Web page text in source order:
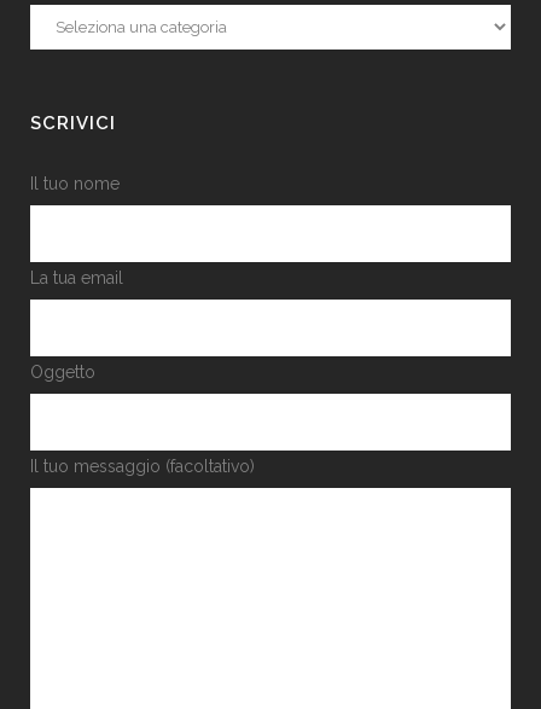
Categorie
SCRIVICI
Il tuo nome
La tua email
Oggetto
Il tuo messaggio (facoltativo)